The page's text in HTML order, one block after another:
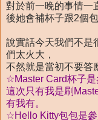
對於前一晚的事情一
後她會補杯子跟2個包
說實話今天我們不是
們太火大，
不然就是當初不要答
☆Master Card杯子是
這次只有我是刷
有我有。
☆Hello Kitty包包是